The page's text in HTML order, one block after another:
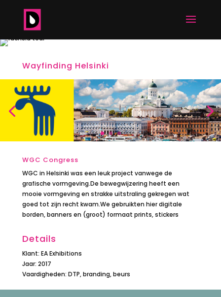
Wayfinding Helsinki
WGC Congress
WGC in Helsinki was een leuk project vanwege de
grafische vormgeving.De bewegwijzering heeft een
mooie vormgeving en strakke uitstraling gekregen wat
goed tot zijn recht kwam.We gebruikten hier digitale
borden, banners en (groot) formaat prints, stickers
Details
Klant: EA Exhibitions
Jaar: 2017
Vaardigheden: DTP, branding, beurs